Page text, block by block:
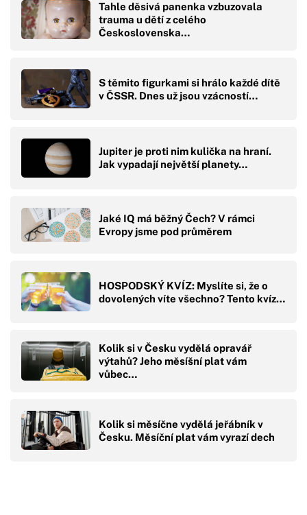
Tahle děsivá panenka vzbuzovala
trauma u dětí z celého
Československa…
S těmito figurkami si hrálo každé dítě
v ČSSR. Dnes už jsou vzácností…
Jupiter je proti nim kulička na hraní.
Jak vypadají největší planety…
Jaké IQ má běžný Čech? V rámci
Evropy jsme pod průměrem
HOSPODSKÝ KVÍZ: Myslíte si, že o
dovolených víte všechno? Tento kvíz…
Kolik si v Česku vydělá opravář
výtahů? Jeho měsíšní plat vám
vůbec…
Kolik si měsíčne vydělá jeřábník v
Česku. Měsíční plat vám vyrazí dech